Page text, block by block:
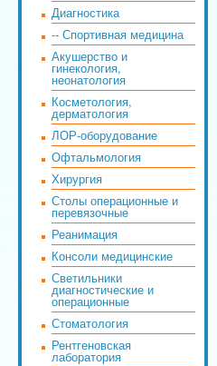
Диагностика
-- Спортивная медицина
Акушерство и
гинекология,
неонатология
Косметология,
дерматология
ЛОР-оборудование
Офтальмология
Хирургия
Столы операционные и
перевязочные
Реанимация
Консоли медицинские
Светильники
диагностические и
операционные
Стоматология
Рентгеновская
лаборатория